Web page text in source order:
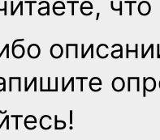
что